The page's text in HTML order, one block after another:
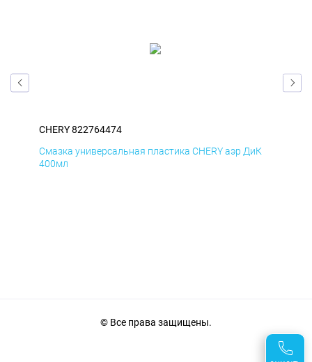
CHERY 822764474
Смазка универсальная пластика CHERY аэр ДиК
400мл
© Все права защищены.